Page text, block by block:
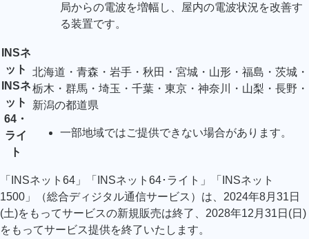
局からの電波を増幅し、屋内の電波状況を改善す
る装置です。
INSネ
ット
INSネ
ット
64・
ライ
ト
北海道・青森・岩手・秋田・宮城・山形・福島・茨城・
栃木・群馬・埼玉・千葉・東京・神奈川・山梨・長野・
新潟の都道県
一部地域ではご提供できない場合があります。
「INSネット64」「INSネット64･ライト」「INSネット
1500」（総合ディジタル通信サービス）は、2024年8月31日
(土)をもってサービスの新規販売は終了、2028年12月31日(日)
をもってサービス提供を終了いたします。